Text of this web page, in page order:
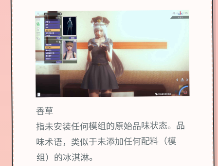
香草
指未安装任何模组的原始品味状态。品
味术语，类似于未添加任何配料（模
组）的冰淇淋。